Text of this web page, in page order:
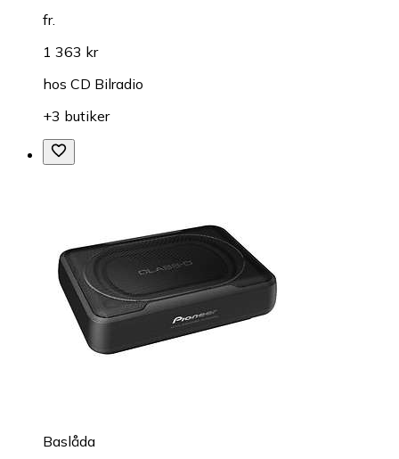
fr.
1 363 kr
hos CD Bilradio
+3 butiker
Baslåda